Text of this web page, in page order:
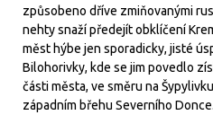
způsobeno dříve zmiňovanými
nehty snaží předejít obklíčení
měst hýbe jen sporadicky, jisté
Bilohorivky, kde se jim povedlo
části města, ve směru na
západním břehu Severního